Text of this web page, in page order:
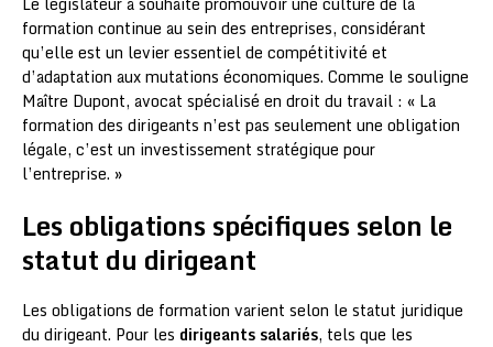
formation continue au sein des entreprises, considérant
qu’elle est un levier essentiel de compétitivité et
d’adaptation aux mutations économiques. Comme le souligne
Maître Dupont, avocat spécialisé en droit du travail : « La
formation des dirigeants n’est pas seulement une obligation
légale, c’est un investissement stratégique pour
l’entreprise. »
Les obligations spécifiques selon le
statut du dirigeant
Les obligations de formation varient selon le statut juridique
du dirigeant. Pour les dirigeants salariés, tels que les